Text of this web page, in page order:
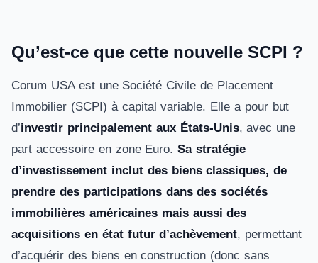
Qu’est-ce que cette nouvelle SCPI ?
Corum USA est une Société Civile de Placement
Immobilier (SCPI) à capital variable. Elle a pour but
d’investir principalement aux États-Unis, avec une
part accessoire en zone Euro.Sa stratégie
d’investissement inclut des biens classiques, de
prendre des participations dans des sociétés
immobilières américaines mais aussi des
acquisitions en état futur d’achèvement, permettant
d’acquérir des biens en construction (donc sans